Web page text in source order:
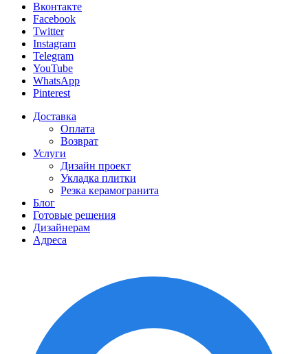
Вконтакте
Facebook
Twitter
Instagram
Telegram
YouTube
WhatsApp
Pinterest
Доставка
Оплата
Возврат
Услуги
Дизайн проект
Укладка плитки
Резка керамогранита
Блог
Готовые решения
Дизайнерам
Адреса